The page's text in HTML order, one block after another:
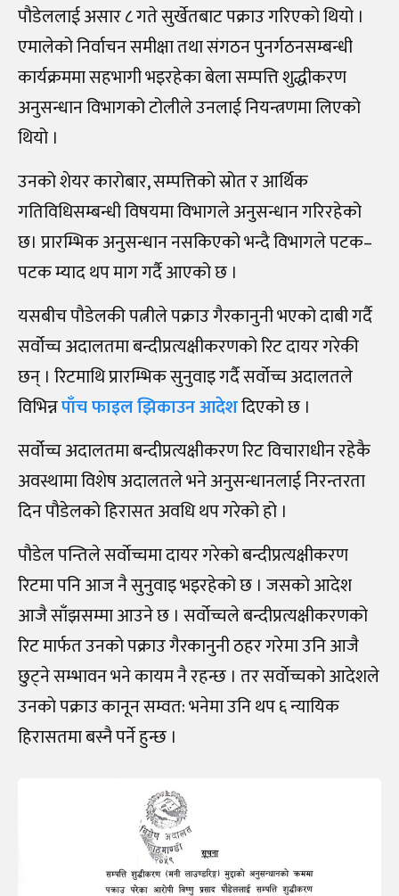
पौडेललाई असार ८ गते सुर्खेतबाट पक्राउ गरिएको थियो ।
एमालेको निर्वाचन समीक्षा तथा संगठन पुनर्गठनसम्बन्धी
कार्यक्रममा सहभागी भइरहेका बेला सम्पत्ति शुद्धीकरण
अनुसन्धान विभागको टोलीले उनलाई नियन्त्रणमा लिएको
थियो ।
उनको शेयर कारोबार, सम्पत्तिको स्रोत र आर्थिक
गतिविधिसम्बन्धी विषयमा विभागले अनुसन्धान गरिरहेको
छ। प्रारम्भिक अनुसन्धान नसकिएको भन्दै विभागले पटक–
पटक म्याद थप माग गर्दै आएको छ ।
यसबीच पौडेलकी पत्नीले पक्राउ गैरकानुनी भएको दाबी गर्दै
सर्वोच्च अदालतमा बन्दीप्रत्यक्षीकरणको रिट दायर गरेकी
छन् । रिटमाथि प्रारम्भिक सुनुवाइ गर्दै सर्वोच्च अदालतले
विभिन्नपाँच फाइल झिकाउन आदेशदिएको छ ।
सर्वोच्च अदालतमा बन्दीप्रत्यक्षीकरण रिट विचाराधीन रहेकै
अवस्थामा विशेष अदालतले भने अनुसन्धानलाई निरन्तरता
दिन पौडेलको हिरासत अवधि थप गरेको हो ।
पाैडेल पन्तिले सर्वाेच्चमा दायर गरेकाे बन्दीप्रत्यक्षीकरण
रिटमा पनि आज नै सुनुवाइ भइरहेको छ । जसकाे आदेश
आजै साँझसम्मा आउने छ । सर्वोच्चले बन्दीप्रत्यक्षीकरणको
रिट मार्फत उनको पक्राउ गैरकानुनी ठहर गरेमा उनि आजै
छुट्ने सम्भावन भने कायम नै रहन्छ । तर सर्वाेच्चकाे आदेशले
उनकाे पक्राउ कानून सम्वत: भनेमा उनि थप ६ न्यायिक
हिरासतमा बस्नै पर्ने हुन्छ ।